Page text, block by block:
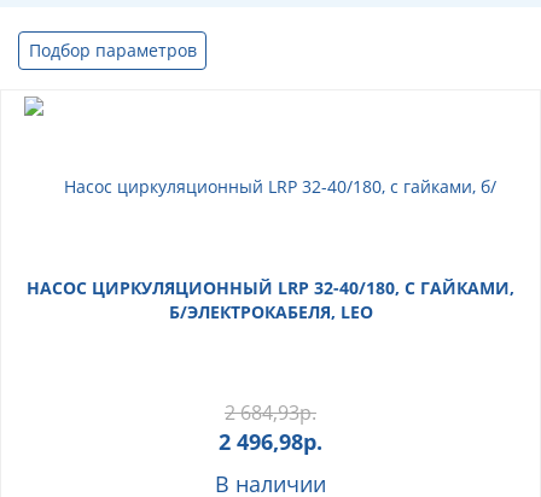
Подбор параметров
НАСОС ЦИРКУЛЯЦИОННЫЙ LRP 32-40/180, С ГАЙКАМИ,
Б/ЭЛЕКТРОКАБЕЛЯ, LEO
2 684,93р.
2 496,98р.
В наличии